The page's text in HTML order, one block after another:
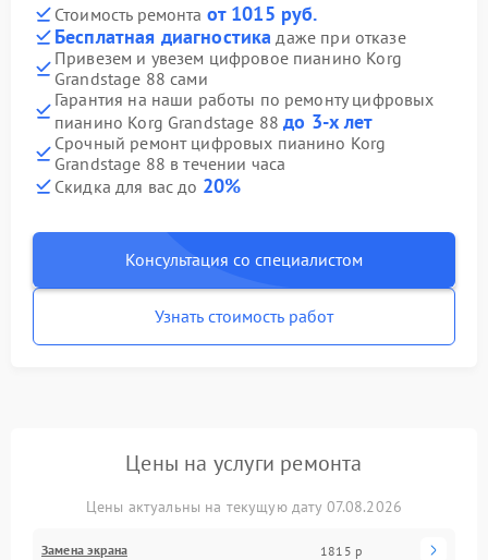
Стоимость ремонта от 1015 руб.
Бесплатная диагностика даже при отказе
Привезем и увезем цифровое пианино Korg
Grandstage 88 сами
Гарантия на наши работы по ремонту цифровых
пианино Korg Grandstage 88до 3-х лет
Срочный ремонт цифровых пианино Korg
Grandstage 88 в течении часа
Скидка для вас до 20%
Консультация со специалистом
Узнать стоимость работ
Цены на услуги ремонта
Цены актуальны на текущую дату 07.08.2026
Замена экрана 1815 р